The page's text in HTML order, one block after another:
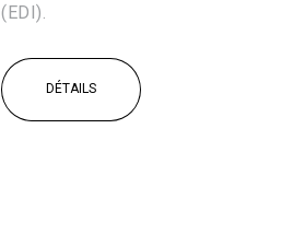
(EDI).
DÉTAILS